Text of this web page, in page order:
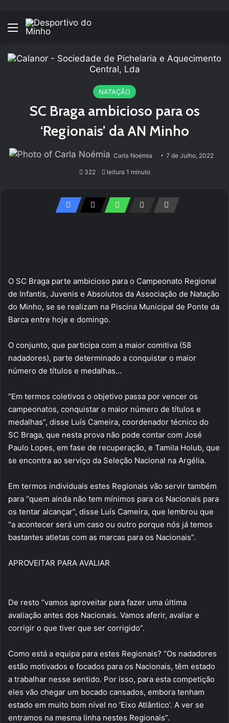
Menu
NATAÇÃO
SC Braga ambicioso para os
‘Regionais’ da AN Minho
Carla Noémia 7 de Julho, 2022
322 leitura 1 minuto
O SC Braga parte ambicioso para o Campeonato Regional
de Infantis, Juvenis e Absolutos da Associação de Natação
do Minho, se se realizam na Piscina Municipal de Ponte da
Barca entre hoje e domingo.
O conjunto, que participa com a maior comitiva (58
nadadores), parte determinado a conquistar o maior
número de títulos e medalhas…
“Em termos coletivos o objetivo passa por vencer os
campeonatos, conquistar o maior número de títulos e
medalhas”, disse Luís Cameira, coordenador técnico do
SC Braga, que nesta prova não pode contar com José
Paulo Lopes, em fase de recuperação, e Tamila Holub, que
se encontra ao serviço da Seleção Nacional na Argélia.
Em termos individuais estes Regionais vão servir também
para “quem ainda não tem mínimos para os Nacionais para
os tentar alcançar”, disse Luís Cameira, que lembrou que
“a acontecer será um caso ou outro porque nós já temos
bastantes atletas com as marcas para os Nacionais”.
APROVEITAR PARA AVALIAR
De resto “vamos aproveitar para fazer uma última
avaliação antes dos Nacionais. Vamos aferir, avaliar e
corrigir o que tiver que ser corrigido”.
Como está a equipa para estes Regionais? “Os nadadores
estão motivados e focados para os Nacionais, têm estado
a trabalhar nesse sentido. Por isso, para esta competição
eles vão chegar um bocado cansados, embora tenham
estado em muito bom nível no ‘Eixo Atlântico’. A ver se
entramos na mesma linha nestes Regionais”.